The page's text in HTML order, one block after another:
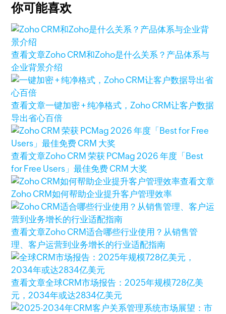
你可能喜欢
查看文章Zoho CRM和Zoho是什么关系？产品体系与
企业背景介绍
查看文章一键加密 + 纯净格式，Zoho CRM让客户数据
导出省心百倍
查看文章Zoho CRM 荣获 PCMag 2026 年度「Best
for Free Users」最佳免费 CRM 大奖
查看文章
Zoho CRM如何帮助企业提升客户管理效率
查看文章Zoho CRM适合哪些行业使用？从销售管
理、客户运营到业务增长的行业适配指南
查看文章全球CRM市场报告：2025年规模728亿美
元，2034年或达2834亿美元